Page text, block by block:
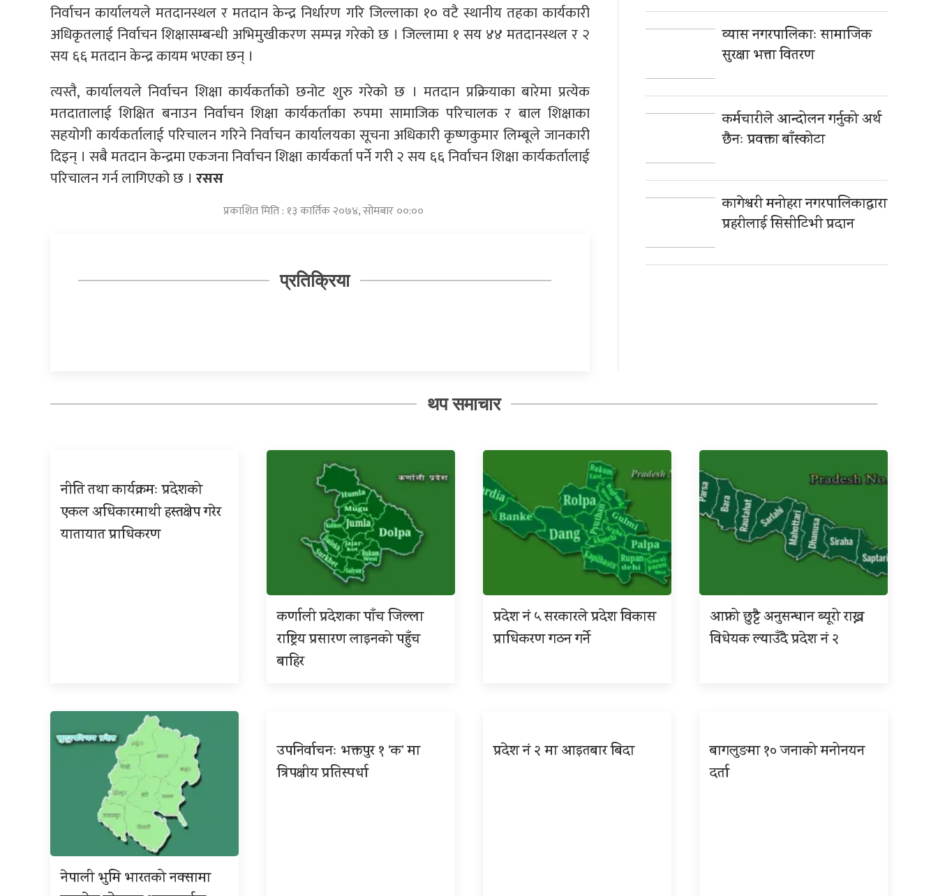
निर्वाचन कार्यालयले मतदानस्थल र मतदान केन्द्र निर्धारण गरि जिल्लाका १० वटै स्थानीय तहका कार्यकारी
अधिकृतलाई निर्वाचन शिक्षासम्बन्धी अभिमुखीकरण सम्पन्न गरेको छ । जिल्लामा १ सय ४४ मतदानस्थल र २
सय ६६ मतदान केन्द्र कायम भएका छन् ।
त्यस्तै, कार्यालयले निर्वाचन शिक्षा कार्यकर्ताको छनोट शुरु गरेको छ । मतदान प्रक्रियाका बारेमा प्रत्येक
मतदातालाई शिक्षित बनाउन निर्वाचन शिक्षा कार्यकर्ताका रुपमा सामाजिक परिचालक र बाल शिक्षाका
सहयोगी कार्यकर्तालाई परिचालन गरिने निर्वाचन कार्यालयका सूचना अधिकारी कृष्णकुमार लिम्बूले जानकारी
दिइन् । सबै मतदान केन्द्रमा एकजना निर्वाचन शिक्षा कार्यकर्ता पर्ने गरी २ सय ६६ निर्वाचन शिक्षा कार्यकर्तालाई
परिचालन गर्न लागिएको छ । रसस
प्रकाशित मिति : १३ कार्तिक २०७४, सोमबार ००:००
प्रतिक्रिया
व्यास नगरपालिकाः सामाजिक
सुरक्षा भत्ता वितरण
कर्मचारीले आन्दोलन गर्नुको अर्थ
छैनः प्रवक्ता बाँस्कोटा
कागेश्वरी मनोहरा नगरपालिकाद्धारा
प्रहरीलाई सिसीटिभी प्रदान
थप समाचार
नीति तथा कार्यक्रमः प्रदेशको
एकल अधिकारमाथी हस्तक्षेप गरेर
यातायात प्राधिकरण
कर्णाली प्रदेशका पाँच जिल्ला
राष्ट्रिय प्रसारण लाइनको पहुँच
बाहिर
प्रदेश नं ५ सरकारले प्रदेश विकास
प्राधिकरण गठन गर्ने
आफ्नो छुट्टै अनुसन्धान ब्यूरो राख्न
विधेयक ल्याउँदै प्रदेश नं २
नेपाली भुमि भारतको नक्सामा
उपनिर्वाचनः भक्तपुर १ ‘क’ मा
त्रिपक्षीय प्रतिस्पर्धा
प्रदेश नं २ मा आइतबार बिदा
बागलुङमा १० जनाको मनोनयन
दर्ता